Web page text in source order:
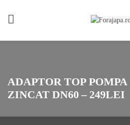
Produse
ADAPTOR TOP
ZINCAT DN60 – 249LEI